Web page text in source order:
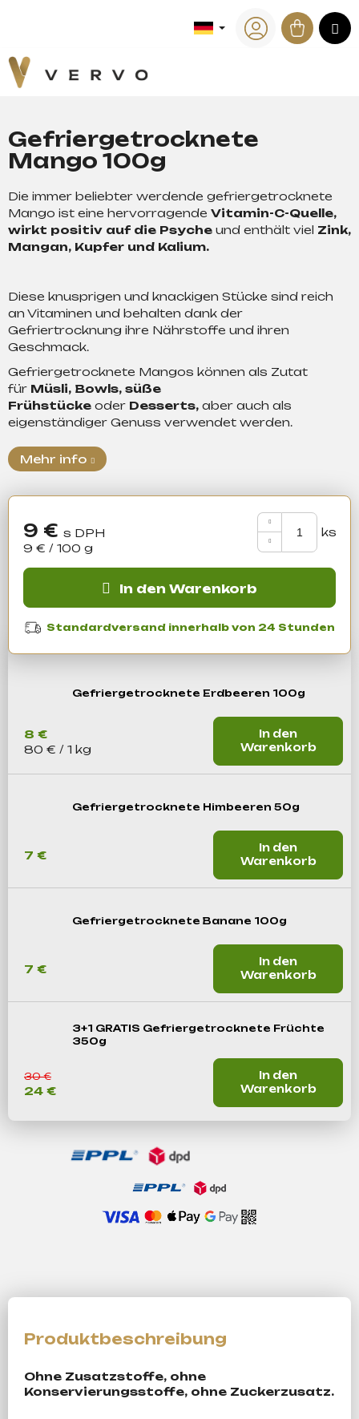
Login
Gefriergetrocknete
Mango 100g
Die immer beliebter werdende gefriergetrocknete
Mango ist eine hervorragende Vitamin-C-Quelle,
wirkt positiv auf die Psyche und enthält viel Zink,
Mangan, Kupfer und Kalium.
Diese knusprigen und knackigen Stücke sind reich
an Vitaminen und behalten dank der
Gefriertrocknung ihre Nährstoffe und ihren
Geschmack.
Gefriergetrocknete Mangos können als Zutat
für Müsli, Bowls, süße
Frühstücke oder Desserts, aber auch als
eigenständiger Genuss verwendet werden.
Mehr info
Gefriergetrocknete Erdbeeren 100g
8 €
Verkaufspreis:
80 € / 1 kg
In den
Warenkorb
Gefriergetrocknete Himbeeren 50g
7 €
In den
Warenkorb
Gefriergetrocknete Banane 100g
7 €
In den
Warenkorb
3+1 GRATIS Gefriergetrocknete Früchte
350g
30 €
24 €
In den
Warenkorb
9 €
Verkaufspreis:
9 € / 100 g
In den Warenkorb
Standardversand innerhalb von 24 Stunden
Ohne Zusatzstoffe, ohne
Konservierungsstoffe, ohne Zuckerzusatz.
e
o
r
b
W
s
s
u
c
h
e
n
i
e
?
Suchen
W
r
e
m
p
f
h
e